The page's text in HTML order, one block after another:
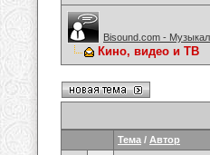
Bisound.com -
Кино, видео и ТВ
Тема / Автор